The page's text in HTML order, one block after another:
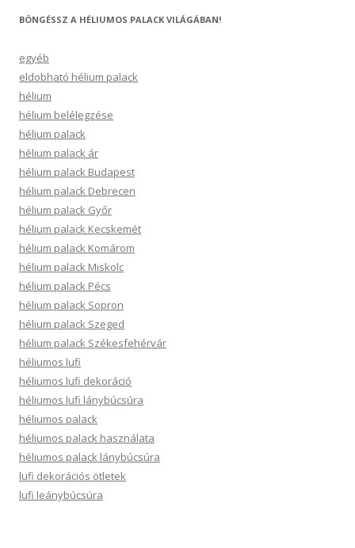
BÖNGÉSSZ A HÉLIUMOS PALACK VILÁGÁBAN!
egyéb
eldobható hélium palack
hélium
hélium belélegzése
hélium palack
hélium palack ár
hélium palack Budapest
hélium palack Debrecen
hélium palack Győr
hélium palack Kecskemét
hélium palack Komárom
hélium palack Miskolc
hélium palack Pécs
hélium palack Sopron
hélium palack Szeged
hélium palack Székesfehérvár
héliumos lufi
héliumos lufi dekoráció
héliumos lufi lánybúcsúra
héliumos palack
héliumos palack használata
héliumos palack lánybúcsúra
lufi dekorációs ötletek
lufi leánybúcsúra